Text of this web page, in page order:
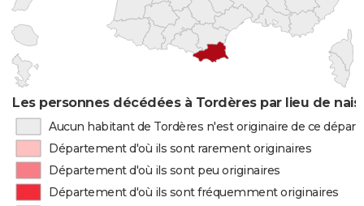
Les personnes décédées à Tordères par lieu de
Aucun habitant de Tordères n'est originaire de ce
Département d'où ils sont rarement originaires
Département d'où ils sont peu originaires
Département d'où ils sont fréquemment originaires